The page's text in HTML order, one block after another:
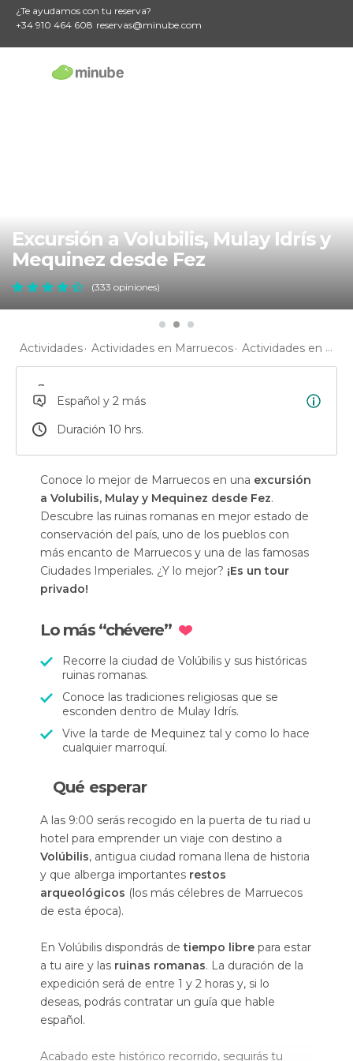
¿Te ayudamos con tu reserva?
+34 910 464 608 reservas@minube.com
Excursión a Volubilis, Mulay Idrís y
Mequinez desde Fez
(333 opiniones)
Actividades Actividades en Marruecos Actividades en Fès-Boulemane
Español y 2 más
Duración 10 hrs.
Conoce lo mejor de Marruecos en una excursión
a Volubilis, Mulay y Mequinez desde Fez.
Descubre las ruinas romanas en mejor estado de
conservación del país, uno de los pueblos con
más encanto de Marruecos y una de las famosas
Ciudades Imperiales. ¿Y lo mejor? ¡Es un tour
privado!
Lo más “chévere”
Recorre la ciudad de Volúbilis y sus históricas
ruinas romanas.
Conoce las tradiciones religiosas que se
esconden dentro de Mulay Idrís.
Vive la tarde de Mequinez tal y como lo hace
cualquier marroquí.
Qué esperar
A las 9:00 serás recogido en la puerta de tu riad u
hotel para emprender un viaje con destino a
Volúbilis, antigua ciudad romana llena de historia
y que alberga importantes restos
arqueológicos (los más célebres de Marruecos
de esta época).
En Volúbilis dispondrás detiempo libre para estar
a tu aire y las ruinas romanas. La duración de la
expedición será de entre 1 y 2 horas y, si lo
deseas, podrás contratar un guía que hable
español.
Acabado este histórico recorrido, seguirás tu